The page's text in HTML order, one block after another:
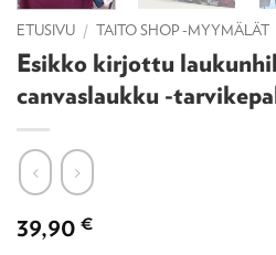
ETUSIVU / TAITO SHOP -MYYMÄLÄT
Esikko kirjottu
canvaslaukku -
39,90 €